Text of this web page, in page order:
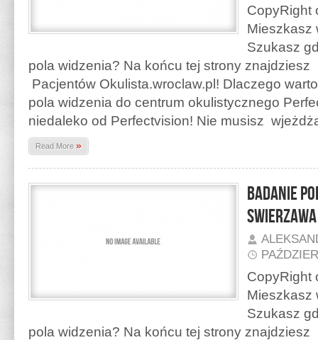
CopyRight
Mieszkasz
Szukasz
pola widzenia? Na końcu tej strony znajdziesz
Pacjentów Okulista.wroclaw.pl! Dlaczego
pola widzenia do centrum okulistycznego
niedaleko od Perfectvision! Nie musisz
Read More »
Badanie
Swierzawa
CopyRight
Mieszkasz
Szukasz
pola widzenia? Na końcu tej strony znajdziesz